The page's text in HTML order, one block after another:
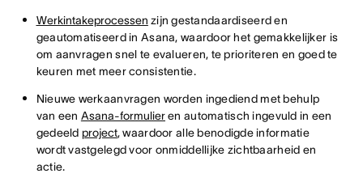
Werkintakeprocessen zijn gestandaardiseerd en
geautomatiseerd in Asana, waardoor het gemakkelijker is
om aanvragen snel te evalueren, te prioriteren en goed te
keuren met meer consistentie.
Nieuwe werkaanvragen worden ingediend met behulp
van een Asana-formulieren automatisch ingevuld in een
gedeeld project, waardoor alle benodigde informatie
wordt vastgelegd voor onmiddellijke zichtbaarheid en
actie.